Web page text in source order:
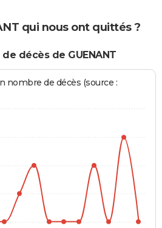
qui nous ont quittés ?
décès de GUENANT
nombre de décès (source :